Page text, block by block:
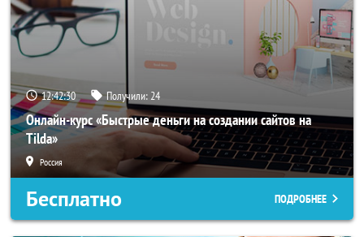
12:42:28 Получили:24
Онлайн-курс «Быстрые деньги на создании сайтов на
Tilda»
Россия
Бесплатно ПОДРОБНЕЕ